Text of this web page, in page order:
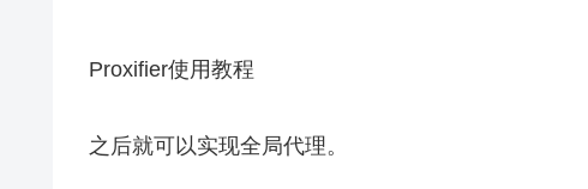
Proxifier使用教程
之后就可以实现全局代理。